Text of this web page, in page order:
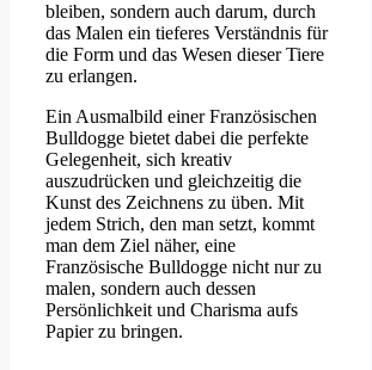
bleiben, sondern auch darum, durch
das Malen ein tieferes Verständnis für
die Form und das Wesen dieser Tiere
zu erlangen.
Ein Ausmalbild einer Französischen
Bulldogge bietet dabei die perfekte
Gelegenheit, sich kreativ
auszudrücken und gleichzeitig die
Kunst des Zeichnens zu üben. Mit
jedem Strich, den man setzt, kommt
man dem Ziel näher, eine
Französische Bulldogge nicht nur zu
malen, sondern auch dessen
Persönlichkeit und Charisma aufs
Papier zu bringen.